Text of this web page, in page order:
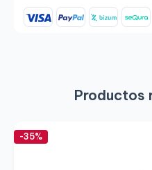
Productos
-35%